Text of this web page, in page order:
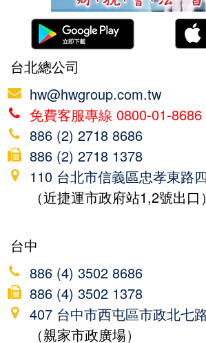
台北總公司
hw@hwgroup.com.tw
免費客服專線 0800-01-8686
886 (2) 2718 8686
886 (2) 2718 1378
110 台北市信義區忠孝東路
（近捷運市政府站1,2號出口）
台中
886 (4) 3502 8686
886 (4) 3502 1378
407 台中市西屯區市政北七
（親家市政廣場）